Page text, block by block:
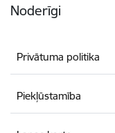
Noderīgi
Privātuma politika
Piekļūstamība